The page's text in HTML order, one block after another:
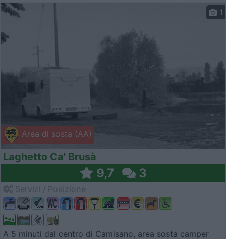
Area di sosta (AA)
1
Laghetto Ca' Brusà
9,7 3
A 5 minuti dal centro di Camisano, area sosta camper